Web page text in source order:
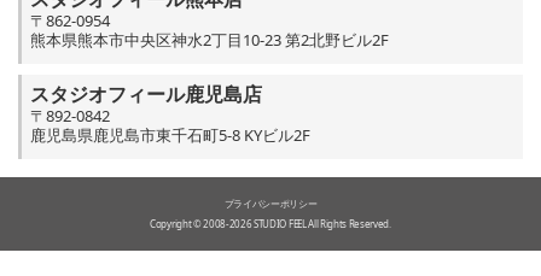
〒862-0954
熊本県熊本市中央区神水2丁目10-23 第2北野ビル2F
スタジオフィール鹿児島店
〒892-0842
鹿児島県鹿児島市東千石町5-8 KYビル2F
プライバシーポリシー
Copyright © 2008-2026 STUDIO FEEL All Rights Reserved.